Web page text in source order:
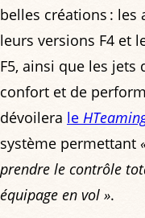
belles créations : les
leurs versions F4 et
F5, ainsi que les jets
confort et de
dévoilera le
système permettant
prendre le contrôle
équipage en vol ».